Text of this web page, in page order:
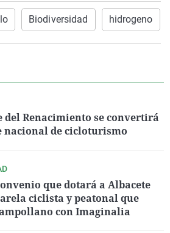
Biodiversidad hidrogeno
del Renacimiento se convertirá
nacional de cicloturismo
que dotará a Albacete
ciclista y peatonal que
con Imaginalia